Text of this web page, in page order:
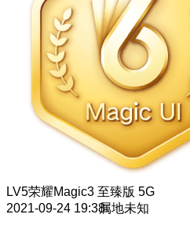
LV5荣耀Magic3 至臻版 5G
2021-09-24 19:38属地未知